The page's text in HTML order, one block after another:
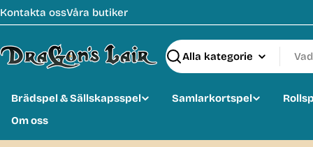
Hoppa
till
Kontakta ossVåra butiker
Sök
Brädspel & Sällskapsspel Samlarkortspel
Om oss